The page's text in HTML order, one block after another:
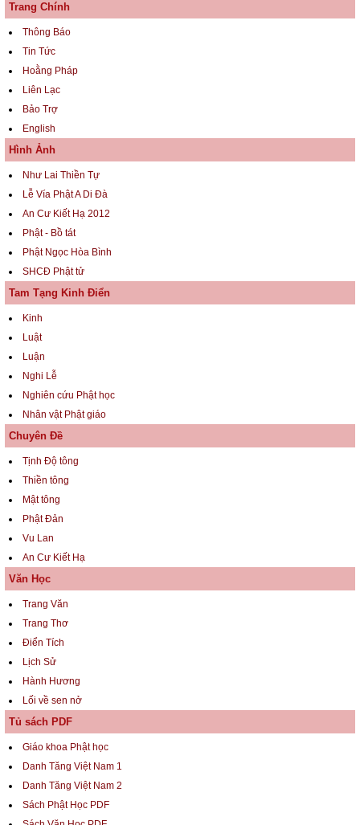
Trang Chính
Thông Báo
Tin Tức
Hoằng Pháp
Liên Lạc
Bảo Trợ
English
Hình Ảnh
Như Lai Thiền Tự
Lễ Vía Phật A Di Đà
An Cư Kiết Hạ 2012
Phật - Bồ tát
Phật Ngọc Hòa Bình
SHCĐ Phật tử
Tam Tạng Kinh Điển
Kinh
Luật
Luận
Nghi Lễ
Nghiên cứu Phật học
Nhân vật Phật giáo
Chuyên Đề
Tịnh Độ tông
Thiền tông
Mật tông
Phật Đản
Vu Lan
An Cư Kiết Hạ
Văn Học
Trang Văn
Trang Thơ
Điển Tích
Lịch Sử
Hành Hương
Lối về sen nở
Tủ sách PDF
Giáo khoa Phật học
Danh Tăng Việt Nam 1
Danh Tăng Việt Nam 2
Sách Phật Học PDF